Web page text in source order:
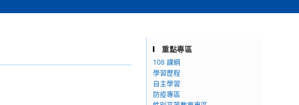
重點專區
108 課綱
學習歷程
自主學習
防疫專區